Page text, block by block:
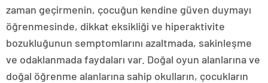
zaman geçirmenin, çocuğun kendine güven duymayı
öğrenmesinde, dikkat eksikliği ve hiperaktivite
bozukluğunun semptomlarını azaltmada, sakinleşme
ve odaklanmada faydaları var. Doğal oyun alanlarına ve
doğal öğrenme alanlarına sahip okulların, çocukların